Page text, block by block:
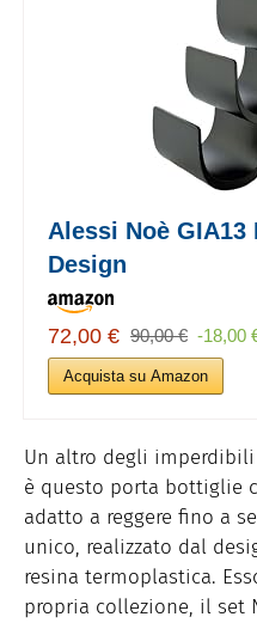
Alessi Noè
Design
72,00 € 90,00 € -18,00
Acquista su Amazon
Un altro degli imperdibili
è questo porta bottiglie
adatto a reggere fino a
unico, realizzato dal
resina termoplastica.
propria collezione, il set